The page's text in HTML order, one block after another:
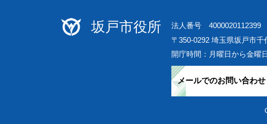
坂戸市役所
法人番号 4000020112399
〒350-0292 埼玉県坂戸市千
開庁時間：月曜日から金曜
メールでのお問い合わせ